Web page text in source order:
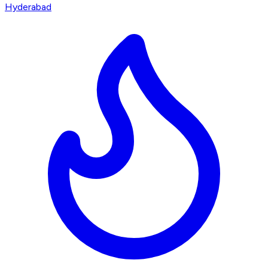
Hyderabad